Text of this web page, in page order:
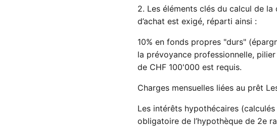
2. Les éléments clés du calcul de
d’achat est exigé, réparti ainsi :
10% en fonds propres "durs"
la prévoyance professionnelle,
de CHF 100'000 est requis.
Charges mensuelles liées au prêt
Les intérêts hypothécaires
obligatoire de l’hypothèque de 2e